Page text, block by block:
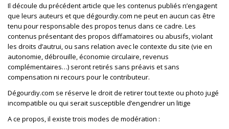
Il découle du précédent article que les contenus publiés n’engagent
que leurs auteurs et que dégourdiy.com ne peut en aucun cas être
tenu pour responsable des propos tenus dans ce cadre. Les
contenus présentant des propos diffamatoires ou abusifs, violant
les droits d’autrui, ou sans relation avec le contexte du site (vie en
autonomie, débrouille, économie circulaire, revenus
complémentaires…) seront retirés sans préavis et sans
compensation ni recours pour le contributeur.
Dégourdiy.com se réserve le droit de retirer tout texte ou photo jugé
incompatible ou qui serait susceptible d’engendrer un litige
A ce propos, il existe trois modes de modération :